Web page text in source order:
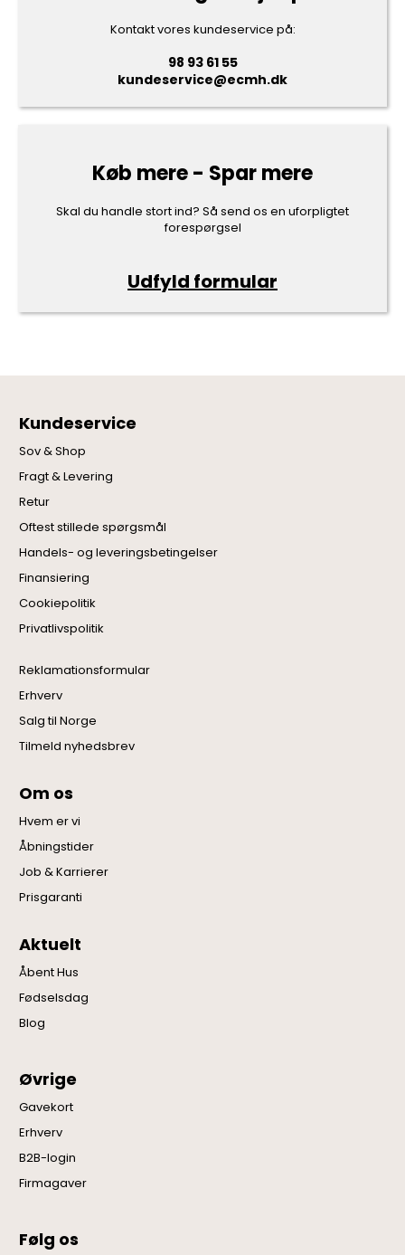
Kontakt vores kundeservice på:
98 93 61 55
kundeservice@ecmh.dk
Køb mere - Spar mere
Skal du handle stort ind? Så send os en uforpligtet
forespørgsel
Udfyld formular
Kundeservice
Sov & Shop
Fragt & Levering
Retur
Oftest stillede spørgsmål
Handels- og leveringsbetingelser
Finansiering
Cookiepolitik
Privatlivspolitik
Reklamationsformular
Erhverv
Salg til Norge
Tilmeld nyhedsbrev
Om os
Hvem er vi
Åbningstider
Job & Karrierer
Prisgaranti
Aktuelt
Åbent Hus
Fødselsdag
Blog
Øvrige
Gavekort
Erhverv
B2B-login
Firmagaver
Følg os